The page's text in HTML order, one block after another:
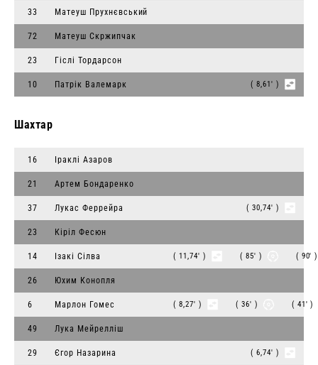
33 Матеуш Прухнєвський
72 Матеуш Скржипчак
23 Гіслі Тордарсон
10 Патрік Валемарк ( 8,61' )
Шахтар
16 Іраклі Азаров
21 Артем Бондаренко
37 Лукас Феррейра ( 30,74' )
23 Кіріл Фесюн
14 Ізакі Сілва ( 11,74' ) ( 85' ) ( 90'
26 Юхим Конопля
6 Марлон Гомес ( 8,27' ) ( 36' ) ( 41' )
49 Лука Мейрелліш
29 Єгор Назарина ( 6,74' )